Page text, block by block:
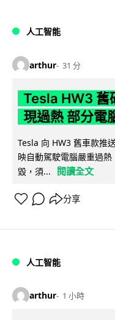
人工智能
arthur 31 分
Tesla HW3 舊
現過熱 部分電
Tesla 向 HW3 舊車款推
映自動駕駛電腦嚴重過
毀，須...
閱讀全文
分享
人工智能
arthur 1 小時